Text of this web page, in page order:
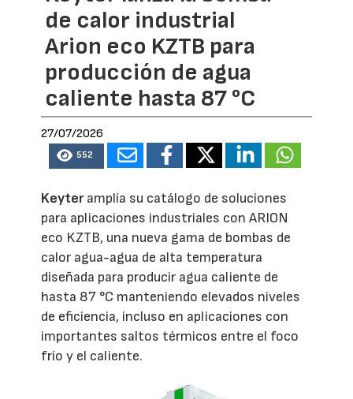
de calor industrial
Arion eco KZTB para
producción de agua
caliente hasta 87 °C
27/07/2026
552
Keyteramplía su catálogo de soluciones
para aplicaciones industriales con ARION
eco KZTB, una nueva gama de bombas de
calor agua-agua de alta temperatura
diseñada para producir agua caliente de
hasta 87 °C manteniendo elevados niveles
de eficiencia, incluso en aplicaciones con
importantes saltos térmicos entre el foco
frío y el caliente.